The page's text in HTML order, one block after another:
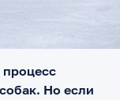
Но если